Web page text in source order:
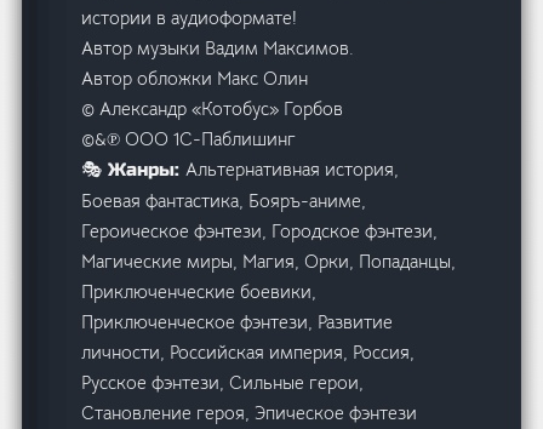
истории в аудиоформате!
Автор музыки Вадим Максимов.
Автор обложки Макс Олин
© Александр «Котобус» Горбов
©&℗ ООО 1С-Паблишинг
🎭 Жанры:Альтернативная история,
Боевая фантастика, Бояръ-аниме,
Героическое фэнтези, Городское фэнтези,
Магические миры, Магия, Орки, Попаданцы,
Приключенческие боевики,
Приключенческое фэнтези, Развитие
личности, Российская империя, Россия,
Русское фэнтези, Сильные герои,
Становление героя, Эпическое фэнтези